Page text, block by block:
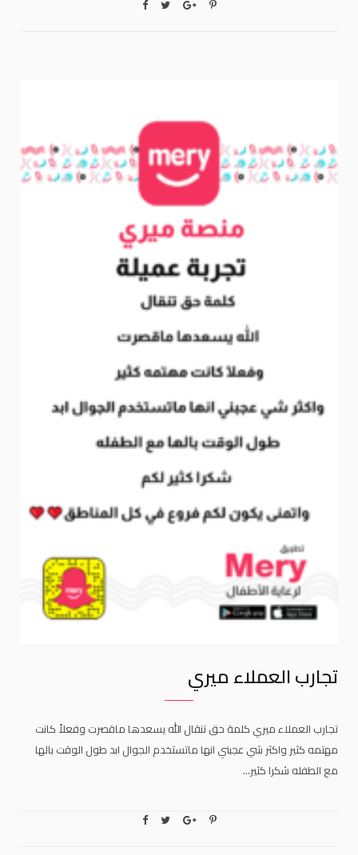
تجارب العملاء ميري
تجارب العملاء ميري كلمة حق تنقال الله يسعدها ماقصرت وفعلاً كانت
مهتمه كثير واكثر شي عجبني انها ماتستخدم الجوال ابد طول الوقت بالها
مع الطفله شكرا كثير…